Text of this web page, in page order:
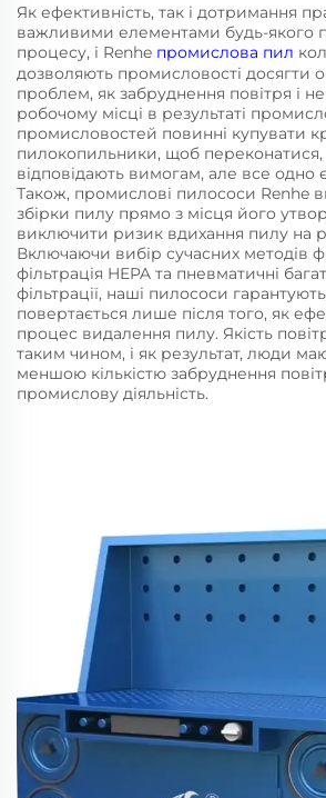
Як ефективність, так і дотримання
важливими елементами будь-якого
процесу, і Renhe промислова пил
дозволяють промисловості досягти
проблем, як забруднення повітря і
робочому місці в результаті
промисловостей повинні купувати
пилокопильники, щоб
відповідають вимогам, але все одно
Також, промислові пилососи Renhe
збірки пилу прямо з місця його
виключити ризик вдихання пилу на
Включаючи вибір сучасних методів
фільтрація HEPA та пневматичні
фільтрації, наші пилососи
повертається лише після того, як
процес видалення пилу. Якість
таким чином, і як результат, люди
меншою кількістю забруднення
промислову діяльність.